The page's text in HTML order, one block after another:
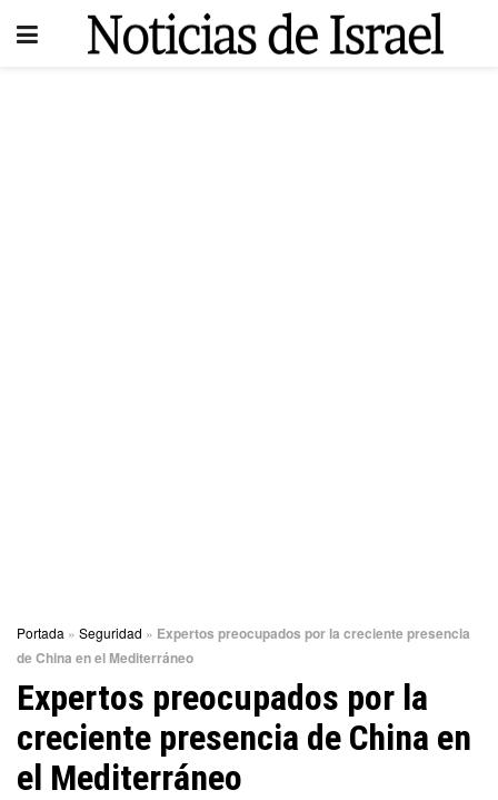
Portada » Seguridad » Expertos preocupados por la creciente presencia
de China en el Mediterráneo
Expertos preocupados por la
creciente presencia de China en
el Mediterráneo